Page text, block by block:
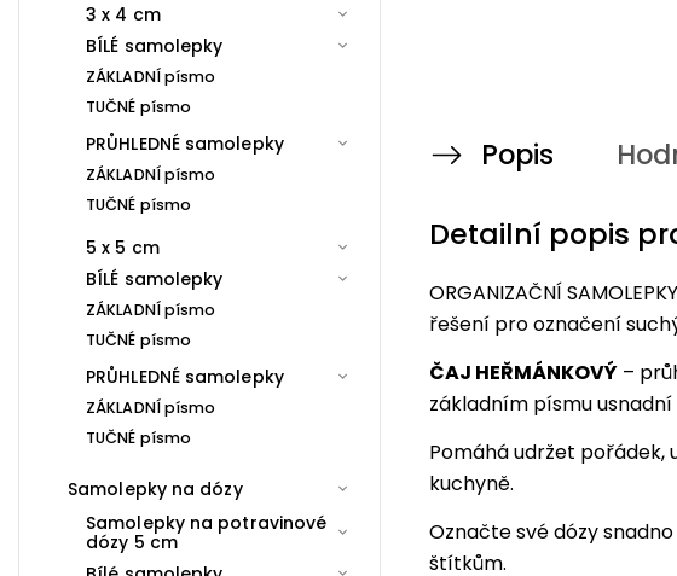
3 x 4 cm
BÍLÉ samolepky
ZÁKLADNÍ písmo
TUČNÉ písmo
PRŮHLEDNÉ samolepky
ZÁKLADNÍ písmo
TUČNÉ písmo
5 x 5 cm
BÍLÉ samolepky
ZÁKLADNÍ písmo
TUČNÉ písmo
PRŮHLEDNÉ samolepky
ZÁKLADNÍ písmo
TUČNÉ písmo
Samolepky na dózy
Samolepky na potravinové
dózy 5 cm
Popis
Detailní popis
ORGANIZAČNÍ
řešení pro označení
ČAJ HEŘMÁNKOVÝ –
základním písmu
Pomáhá udržet pořádek,
kuchyně.
Označte své dózy
štítkům.